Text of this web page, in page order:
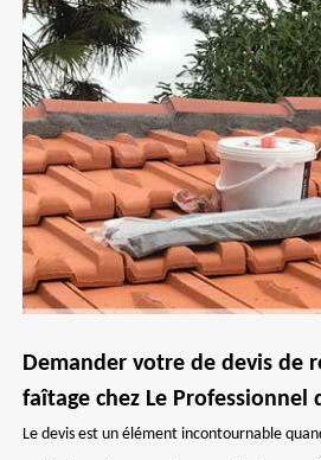
Demander votre de devis de
faîtage chez Le
Le devis est un élément incontournable